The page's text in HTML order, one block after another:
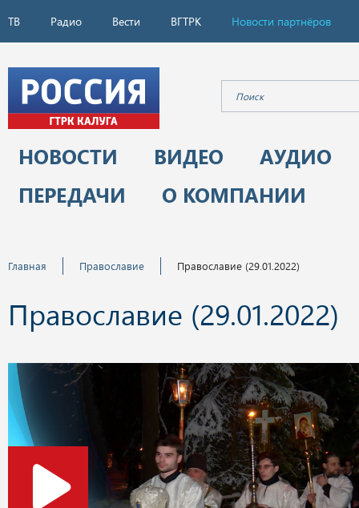
ТВ Радио Вести ВГТРК Новости партнёров
НОВОСТИ ВИДЕО
АУДИО
ПЕРЕДАЧИ
О КОМПАНИИ
Главная Православие Православие (29.01.2022)
Православие (29.01.2022)